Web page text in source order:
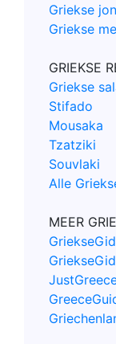
Griekse
Griekse
GRIEKSE
Griekse
Stifado
Mousaka
Tzatziki
Souvlaki
Alle
MEER